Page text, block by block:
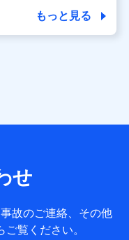
歴などが含まれます。
報、アンケートの回答
ナンシャルグループが
得し、又は保有する情
名、住所、生年月
係、保険加入の目的、
支払方法、車のメーカ
もっと見る
せ
故のご連絡、その他
覧ください。